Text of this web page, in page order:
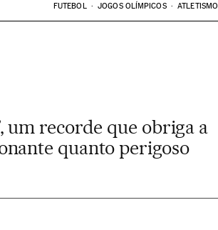
FUTEBOL JOGOS OLÍMPICOS ATLETISMO
um recorde que obriga a
quanto perigoso